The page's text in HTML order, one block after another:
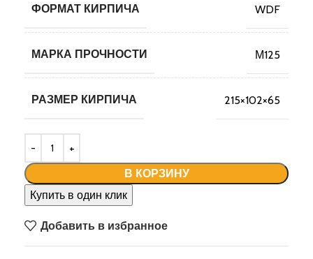
ФОРМАТ КИРПИЧА WDF
МАРКА ПРОЧНОСТИ М125
РАЗМЕР КИРПИЧА 215×102×65
В КОРЗИНУ
Купить в один клик
Добавить в избранное